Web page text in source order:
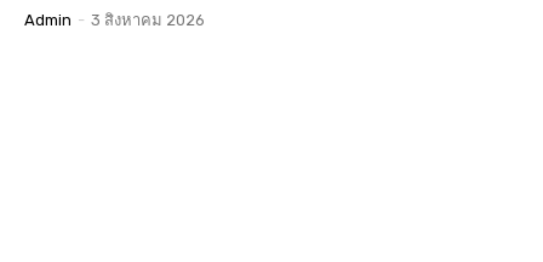
Admin - 3 สิงหาคม 2026